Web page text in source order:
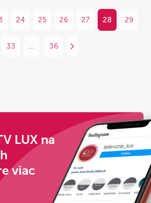
24 25 26 27 28 29
33 ... 36
LUX na
viac